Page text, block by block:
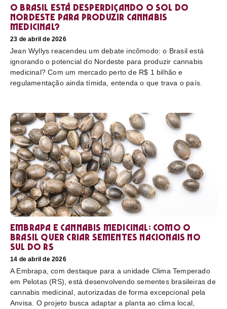
O Brasil está desperdiçando o sol do
nordeste para produzir cannabis
medicinal?
23 de abril de 2026
Jean Wyllys reacendeu um debate incômodo: o Brasil está
ignorando o potencial do Nordeste para produzir cannabis
medicinal? Com um mercado perto de R$ 1 bilhão e
regulamentação ainda tímida, entenda o que trava o país.
Embrapa e cannabis medicinal: como o
Brasil quer criar sementes nacionais no
sul do RS
14 de abril de 2026
A Embrapa, com destaque para a unidade Clima Temperado
em Pelotas (RS), está desenvolvendo sementes brasileiras de
cannabis medicinal, autorizadas de forma excepcional pela
Anvisa. O projeto busca adaptar a planta ao clima local,